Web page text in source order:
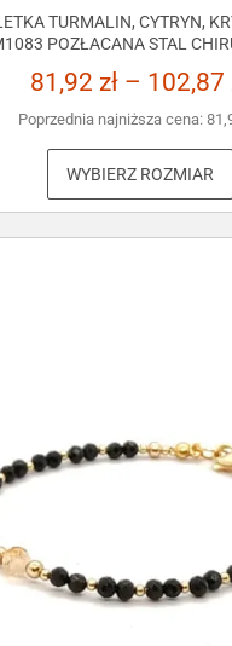
TURMALIN, CYTRYN,
POZŁACANA STAL
81,92 zł – 102,87
Poprzednia najniższa cena:
WYBIERZ ROZMIAR